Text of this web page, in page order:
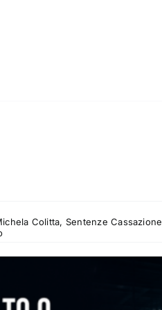
Colitta, Sentenze Cassazione